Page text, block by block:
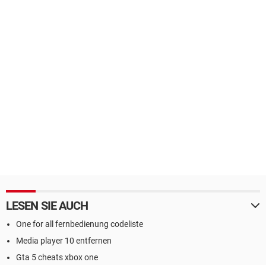
LESEN SIE AUCH
One for all fernbedienung codeliste
Media player 10 entfernen
Gta 5 cheats xbox one